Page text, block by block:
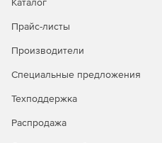
Прайс-листы
Производители
Специальные предложения
Техподдержка
Распродажа